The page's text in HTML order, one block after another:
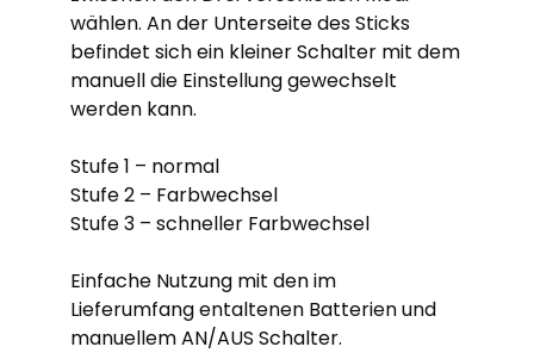
wählen. An der Unterseite des Sticks
befindet sich ein kleiner Schalter mit dem
manuell die Einstellung gewechselt
werden kann.
Stufe 1 – normal
Stufe 2 – Farbwechsel
Stufe 3 – schneller Farbwechsel
Einfache Nutzung mit den im
Lieferumfang entaltenen Batterien und
manuellem AN/AUS Schalter.